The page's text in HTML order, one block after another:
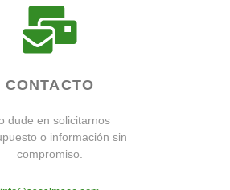
CONTACTO
dude en solicitarnos
o información sin
compromiso.